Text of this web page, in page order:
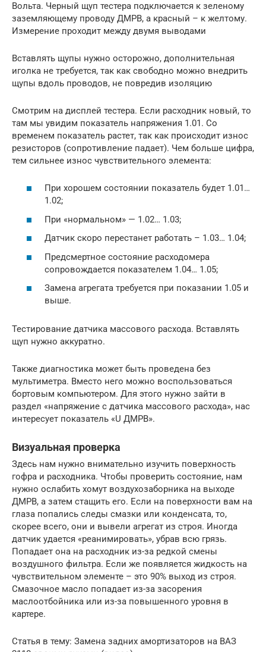
Вольта. Черный щуп тестера подключается к зеленому
заземляющему проводу ДМРВ, а красный – к желтому.
Измерение проходит между двумя выводами
Вставлять щупы нужно осторожно, дополнительная
иголка не требуется, так как свободно можно внедрить
щупы вдоль проводов, не повредив изоляцию
Смотрим на дисплей тестера. Если расходник новый, то
там мы увидим показатель напряжения 1.01. Со
временем показатель растет, так как происходит износ
резисторов (сопротивление падает). Чем больше цифра,
тем сильнее износ чувствительного элемента:
При хорошем состоянии показатель будет 1.01…
1.02;
При «нормальном» — 1.02… 1.03;
Датчик скоро перестанет работать – 1.03… 1.04;
Предсмертное состояние расходомера
сопровождается показателем 1.04… 1.05;
Замена агрегата требуется при показании 1.05 и
выше.
Тестирование датчика массового расхода. Вставлять
щуп нужно аккуратно.
Также диагностика может быть проведена без
мультиметра. Вместо него можно воспользоваться
бортовым компьютером. Для этого нужно зайти в
раздел «напряжение с датчика массового расхода», нас
интересует показатель «U ДМРВ».
Визуальная проверка
Здесь нам нужно внимательно изучить поверхность
гофра и расходника. Чтобы проверить состояние, нам
нужно ослабить хомут воздухозаборника на выходе
ДМРВ, а затем стащить его. Если на поверхности вам на
глаза попались следы смазки или конденсата, то,
скорее всего, они и вывели агрегат из строя. Иногда
датчик удается «реанимировать», убрав всю грязь.
Попадает она на расходник из-за редкой смены
воздушного фильтра. Если же появляется жидкость на
чувствительном элементе – это 90% выход из строя.
Смазочное масло попадает из-за засорения
маслоотбойника или из-за повышенного уровня в
картере.
Статья в тему: Замена задних амортизаторов на ВАЗ